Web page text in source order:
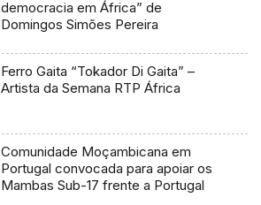
democracia em África” de
Domingos Simões Pereira
Ferro Gaita “Tokador Di Gaita” –
Artista da Semana RTP África
Comunidade Moçambicana em
Portugal convocada para apoiar os
Mambas Sub-17 frente a Portugal